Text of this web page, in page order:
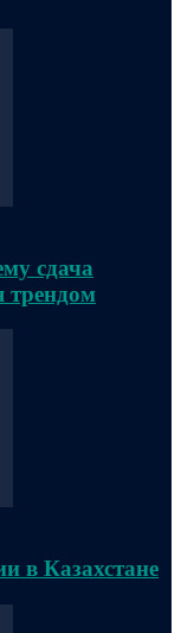
сдача
трендом
в Казахстане